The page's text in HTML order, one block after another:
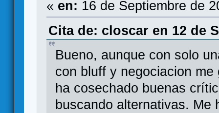
« en: 16 de Septiembre de
Cita de: closcar en 12 de
Bueno, aunque con solo
con bluff y negociacion
ha cosechado buenas
buscando alternativas. Me